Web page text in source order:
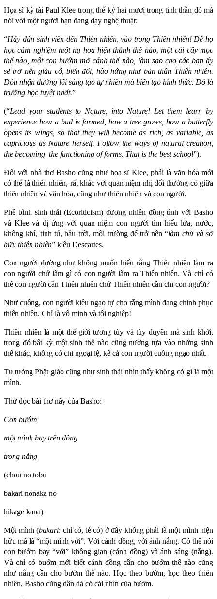
Họa sĩ kỳ tài Paul Klee trong thế kỷ hai mươi trong tinh thần đó mà
nói với một người bạn đang dạy nghệ thuật:
“Hãy dẫn sinh viên đến Thiên nhiên, vào trong Thiên nhiên! Để họ
học cảm nghiệm một nụ hoa hiện thành thế nào, một cái cây mọc
thế nào, một con bướm mở cánh thế nào, làm sao cho các bạn ấy
sẽ trở nên giàu có, biến đổi, hào hứng như bản thân Thiên nhiên.
Đón nhận đường lối sáng tạo tự nhiên mà biến tạo hình thức. Đó là
trường học tuyệt nhất.”
(“Lead your students to Nature, into Nature! Let them learn by
experience how a bud is formed, how a tree grows, how a butterfly
opens its wings, so that they will become as rich, as variable, as
capricious as Nature herself. Follow the ways of natural creation,
the becoming, the functioning of forms. That is the best school”).
Đối với nhà thơ Basho cũng như họa sĩ Klee, phải là văn hóa mới
có thể là thiên nhiên, rất khác với quan niệm nhị đối thường có giữa
thiên nhiên và văn hóa, cũng như thiên nhiên và con người.
Phê bình sinh thái (Ecoriticism) đương nhiên đồng tình với Basho
và Klee và dị ứng với quan niệm con người tìm hiểu lửa, nước,
không khí, tinh tú, bầu trời, môi trường để trở nên “làm chủ và sở
hữu thiên nhiên” kiểu Descartes.
Con người dường như không muốn hiểu rằng Thiên nhiên làm ra
con người chứ làm gì có con người làm ra Thiên nhiên. Và chỉ có
thể con người cần Thiên nhiên chứ Thiên nhiên cần chi con người?
Như cuồng, con người kiêu ngạo tự cho rằng mình đang chinh phục
thiên nhiên. Chỉ là vô minh và tội nghiệp!
Thiên nhiên là một thế giới tương tùy và tùy duyên mà sinh khởi,
trong đó bất kỳ một sinh thể nào cũng nương tựa vào những sinh
thể khác, không có chi ngoại lệ, kể cả con người cuồng ngạo nhất.
Tư tưởng Phật giáo cũng như sinh thái nhìn thấy không có gì là một
mình.
Thử đọc bài thơ này của Basho:
Con bướm
một mình bay trên đồng
trong nắng
(chou no tobu
bakari nonaka no
hikage kana)
Một mình (bakari: chỉ có, lẻ có) ở đây không phải là một mình hiện
hữu mà là “một mình với”. Với cánh đồng, với ánh nắng. Có thể nói
con bướm bay “với” không gian (cánh đồng) và ánh sáng (nắng).
Và chỉ có bướm mới biết cánh đồng cần cho bướm thế nào cũng
như nắng cần cho bướm thế nào. Học theo bướm, học theo thiên
nhiên, Basho cũng dần dà có cái nhìn của bướm.